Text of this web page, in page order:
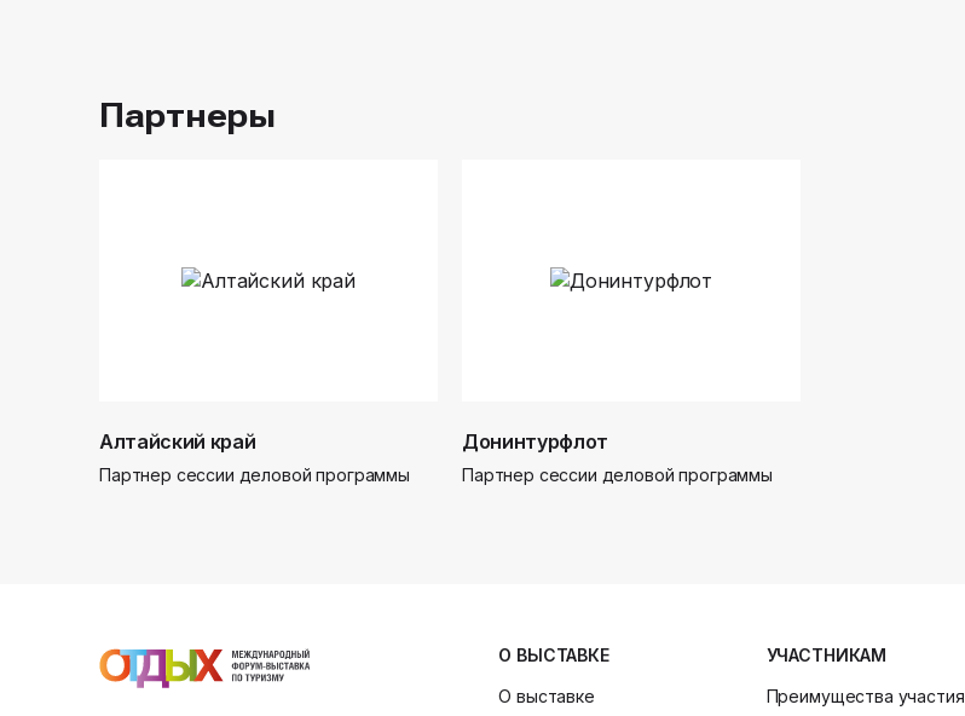
Партнеры
Алтайский край
Партнер сессии деловой программы
Донинтурфлот
Партнер сессии деловой программы
О ВЫСТАВКЕ
О выставке
УЧАСТНИКАМ
Преимущества участия